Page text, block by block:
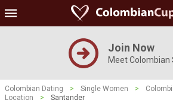
Join Now
Meet Colombian
Colombian Dating > Single Women >
Location
> Santander